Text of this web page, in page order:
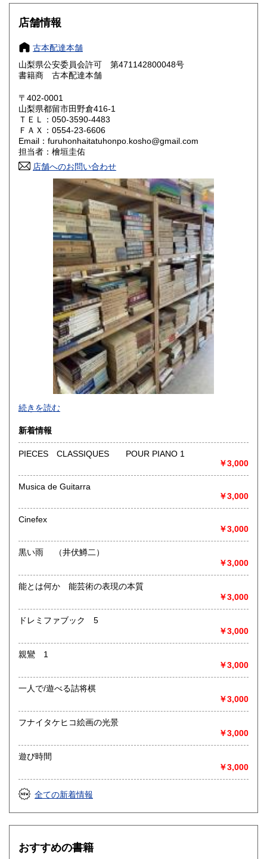
大阪府
奈良県
鳥取県 800円 島根県
岡山県
山口県 800円
香川県 800円 愛媛県
高知県 800円
800円 長崎県
800円 大分県
800円 鹿児島県
1,500円
店舗情報
古本配達本舗
山梨県公安委員会許可 第471142800048号
書籍商 古本配達本舗
〒402-0001
山梨県都留市田野倉416-1
ＴＥＬ：050-3590-4483
ＦＡＸ：0554-23-6606
Email：furuhonhaitatuhonpo.kosho@gmail.com
担当者：檜垣圭佑
店舗へのお問い合わせ
最寄駅：-
営業時間：-
定休日：-
書籍の買取について
取り扱い分野
総記、哲学宗教、歴史、社会科学、自然科学、美術工芸、国
語国文、外国文学、古典籍、近代文献、趣味、外国書、サブ
カルチャー、古書一般（その他）
続きを読む
新着情報
PIECES CLASSIQUES POUR PIANO 1
￥3,000
Musica de Guitarra
￥3,000
Cinefex
￥3,000
黒い雨 （井伏鱒二）
￥3,000
能とは何か 能芸術の表現の本質
￥3,000
ドレミファブック 5
￥3,000
親鸞 1
￥3,000
一人で/遊べる詰将棋
￥3,000
フナイタケヒコ絵画の光景
￥3,000
遊び時間
￥3,000
全ての新着情報
おすすめの書籍